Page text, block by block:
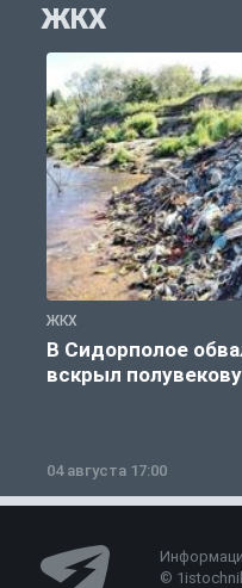
ЖКХ
ЖКХ
В Сидорполое
вскрыл
04 августа 17:00
©